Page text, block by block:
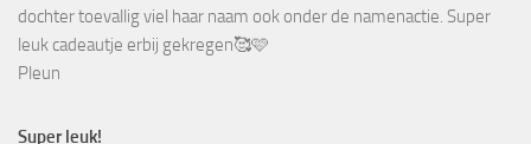
dochter toevallig viel haar naam ook onder de namenactie. Super
leuk cadeautje erbij gekregen🥰🩷
Pleun
Super leuk!